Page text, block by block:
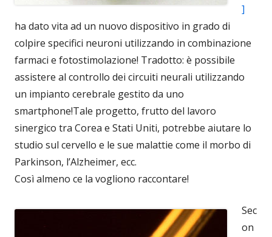
]
ha dato vita ad un nuovo dispositivo in grado di
colpire specifici neuroni utilizzando in combinazione
farmaci e fotostimolazione! Tradotto: è possibile
assistere al controllo dei circuiti neurali utilizzando
un impianto cerebrale gestito da uno
smartphone!Tale progetto, frutto del lavoro
sinergico tra Corea e Stati Uniti, potrebbe aiutare lo
studio sul cervello e le sue malattie come il morbo di
Parkinson, l’Alzheimer, ecc.
Così almeno ce la vogliono raccontare!
Sec
on